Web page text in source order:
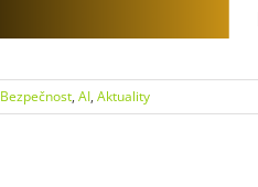
Bezpečnost, AI, Aktuality